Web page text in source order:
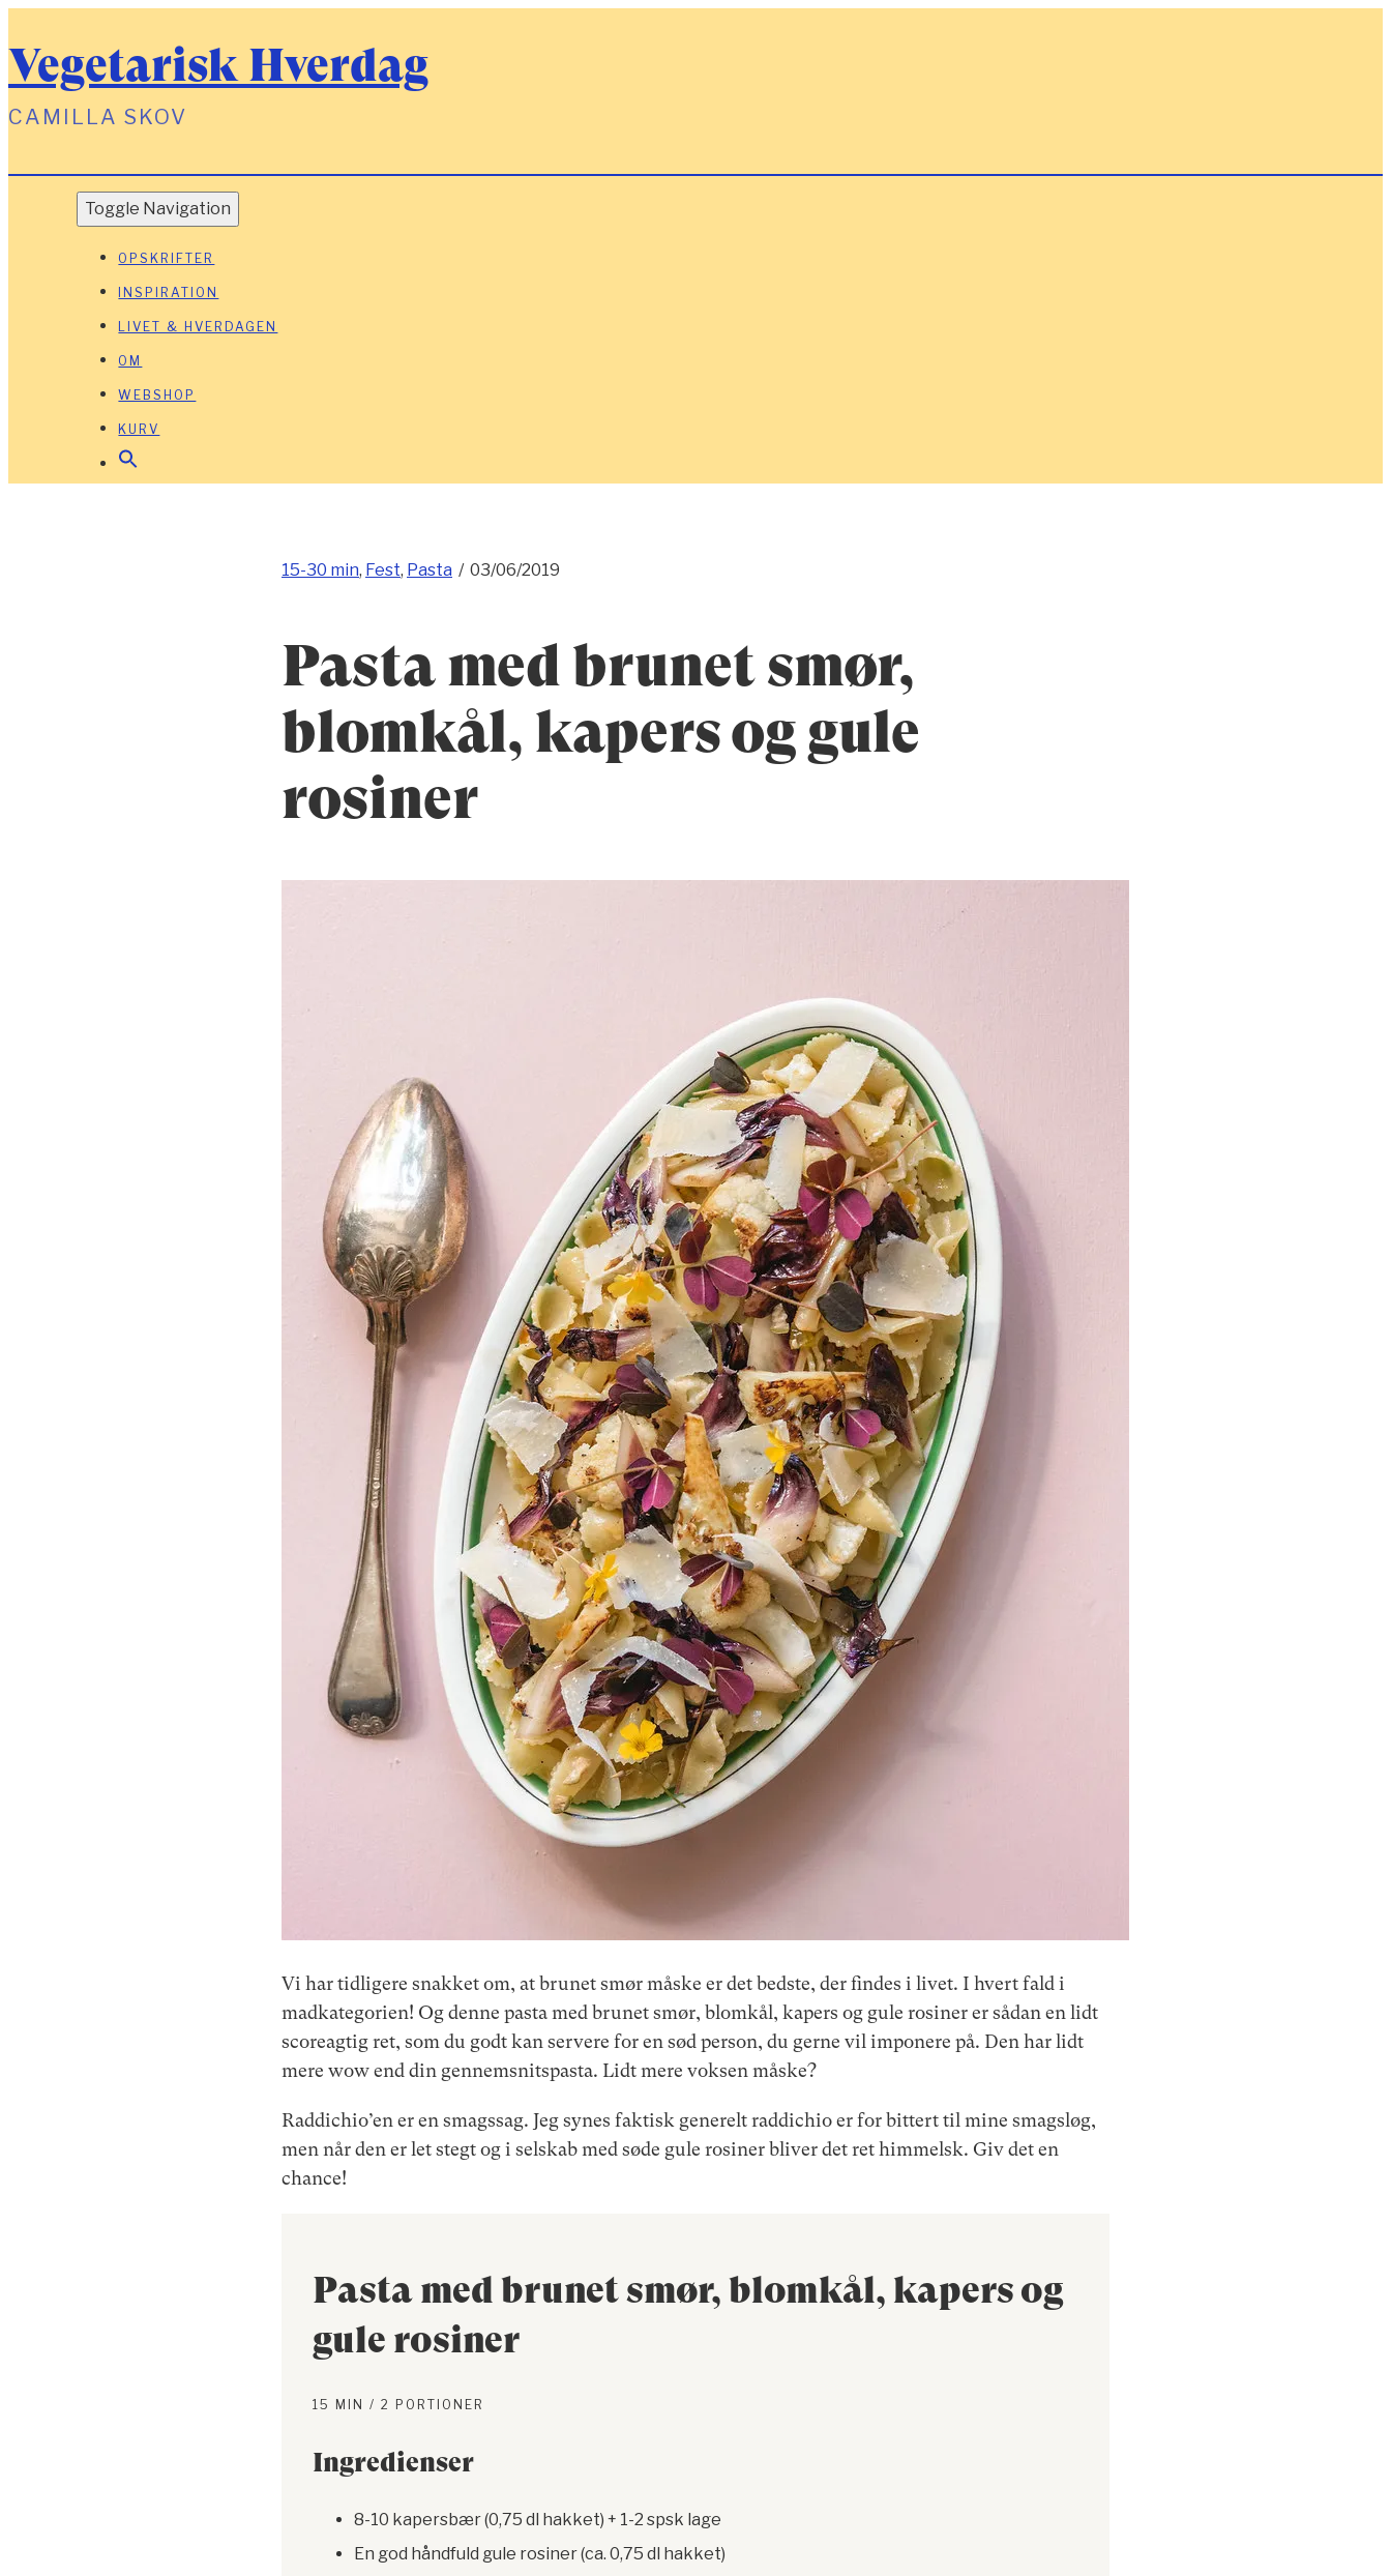
Vegetarisk Hverdag
CAMILLA SKOV
Toggle Navigation
OPSKRIFTER
INSPIRATION
LIVET & HVERDAGEN
OM
WEBSHOP
KURV
15-30 min, Fest, Pasta / 03/06/2019
Pasta med brunet smør,
blomkål, kapers og gule
rosiner
Vi har tidligere snakket om, at brunet smør måske er det bedste, der findes i livet. I hvert fald i
madkategorien! Og denne pasta med brunet smør, blomkål, kapers og gule rosiner er sådan en lidt
scoreagtig ret, som du godt kan servere for en sød person, du gerne vil imponere på. Den har lidt
mere wow end din gennemsnitspasta. Lidt mere voksen måske?
Raddichio’en er en smagssag. Jeg synes faktisk generelt raddichio er for bittert til mine smagsløg,
men når den er let stegt og i selskab med søde gule rosiner bliver det ret himmelsk. Giv det en
chance!
Pasta med brunet smør, blomkål, kapers og
gule rosiner
15 MIN / 2 PORTIONER
Ingredienser
8-10 kapersbær (0,75 dl hakket) + 1-2 spsk lage
En god håndfuld gule rosiner (ca. 0,75 dl hakket)